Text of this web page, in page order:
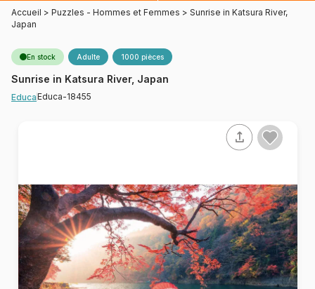
Accueil > Puzzles - Hommes et Femmes > Sunrise in Katsura River,
Japan
En stock Adulte 1000 pièces
Sunrise in Katsura River, Japan
EducaEduca-18455